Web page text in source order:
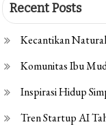
Recent Posts
Kecantikan
Komunitas Ibu
Inspirasi Hidup
Tren Startup AI